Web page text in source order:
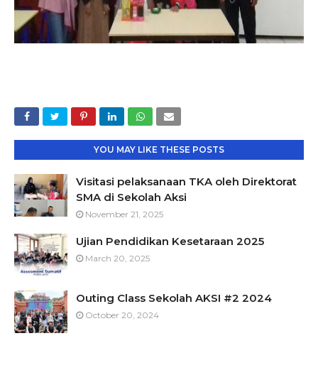
YOU MAY LIKE THESE POSTS
Visitasi pelaksanaan TKA oleh Direktorat
SMA di Sekolah Aksi
November 21, 2025
Ujian Pendidikan Kesetaraan 2025
March 20, 2025
Outing Class Sekolah AKSI #2 2024
October 20, 2024